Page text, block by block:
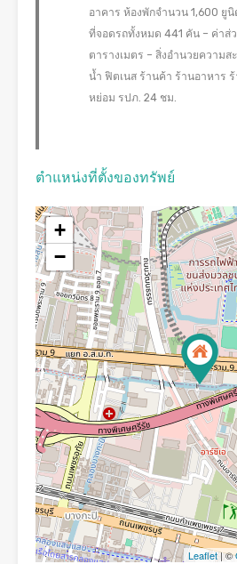
อาคาร ห้องพักจำนวน 1,600 ยู
ที่จอดรถทั้งหมด 441 คัน – ค่าส่
ตารางเมตร – สิ่งอำนวยความส
น้ำ ฟิตเนส ร้านค้า ร้านอาหาร
หย่อม รปภ. 24 ชม.
ตำแหน่งที่ตั้งของทรัพย์
+
−
Leaflet| ©